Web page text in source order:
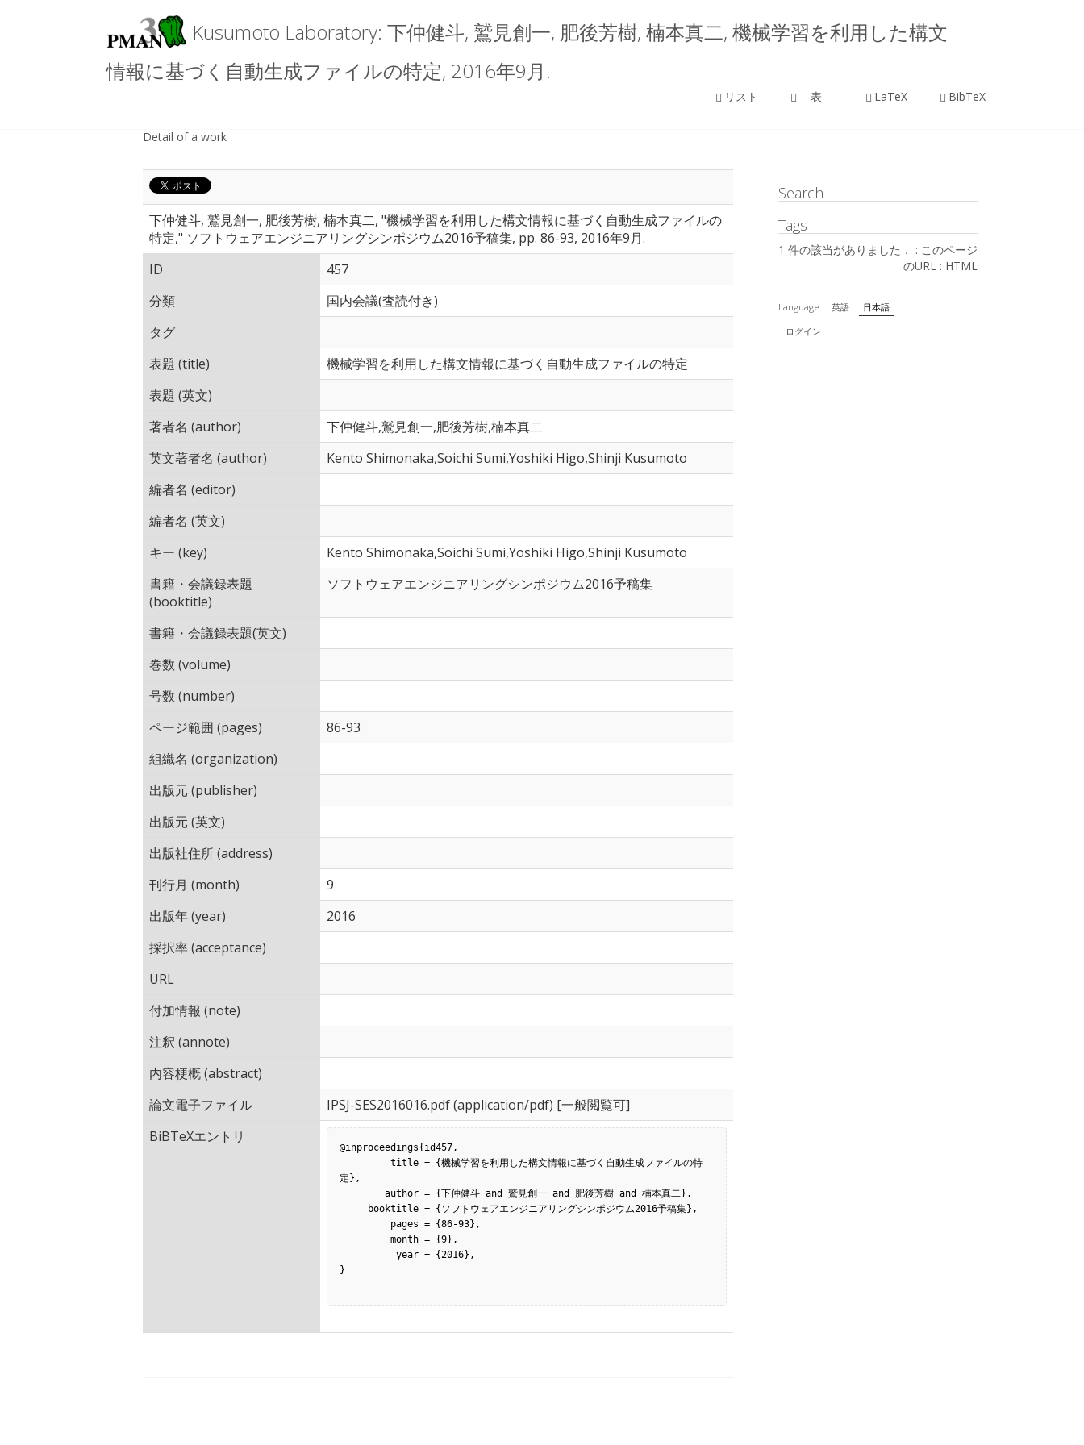
Kusumoto Laboratory: 下仲健斗, 鷲見創一, 肥後芳樹, 楠本真二, 機械学習を利用した構文
情報に基づく自動生成ファイルの特定, 2016年9月.
リスト 表 LaTeX BibTeX
Detail of a work
下仲健斗, 鷲見創一, 肥後芳樹, 楠本真二, "機械学習を利用した構文情報に基づく自動生成ファイルの
特定," ソフトウェアエンジニアリングシンポジウム2016予稿集, pp. 86-93, 2016年9月.
ID
457
分類
国内会議(査読付き)
タグ
表題 (title)
機械学習を利用した構文情報に基づく自動生成ファイルの特定
表題 (英文)
著者名 (author)
下仲健斗,鷲見創一,肥後芳樹,楠本真二
英文著者名 (author)
Kento Shimonaka,Soichi Sumi,Yoshiki Higo,Shinji Kusumoto
編者名 (editor)
編者名 (英文)
キー (key)
Kento Shimonaka,Soichi Sumi,Yoshiki Higo,Shinji Kusumoto
書籍・会議録表題
(booktitle)
ソフトウェアエンジニアリングシンポジウム2016予稿集
書籍・会議録表題(英文)
巻数 (volume)
号数 (number)
ページ範囲 (pages)
86-93
組織名 (organization)
出版元 (publisher)
出版元 (英文)
出版社住所 (address)
刊行月 (month)
9
出版年 (year)
2016
採択率 (acceptance)
URL
付加情報 (note)
注釈 (annote)
内容梗概 (abstract)
論文電子ファイル
IPSJ-SES2016016.pdf(application/pdf) [一般閲覧可]
BiBTeXエントリ
@inproceedings{id457,
定},
}
Search
Tags
1 件の該当がありました． : このページ
のURL : HTML
Language: 英語
日本語
ログイン